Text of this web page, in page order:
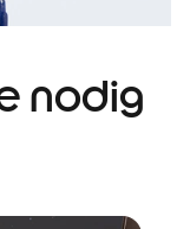
nodig